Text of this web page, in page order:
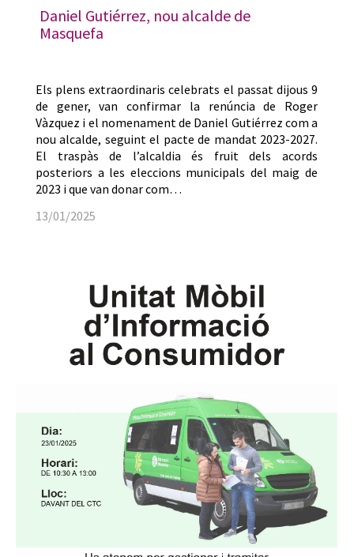
Daniel Gutiérrez, nou alcalde de
Masquefa
Els plens extraordinaris celebrats el passat dijous 9
de gener, van confirmar la renúncia de Roger
Vàzquez i el nomenament de Daniel Gutiérrez com a
nou alcalde, seguint el pacte de mandat 2023-2027.
El traspàs de l’alcaldia és fruit dels acords
posteriors a les eleccions municipals del maig de
2023 i que van donar com…
13/01/2025